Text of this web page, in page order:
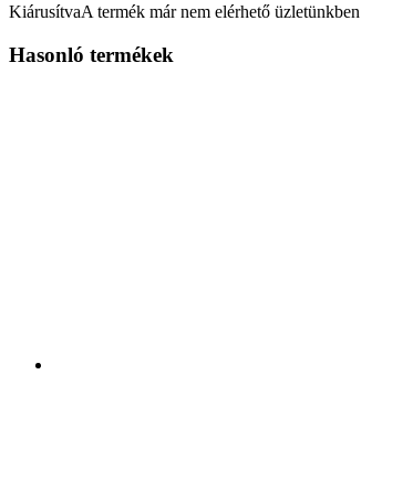
KiárusítvaA termék már nem elérhető üzletünkben
Hasonló termékek